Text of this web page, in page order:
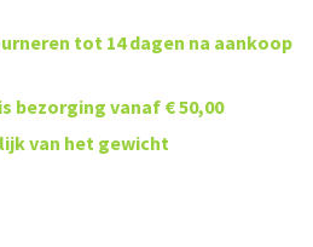
tot 14 dagen na aankoop
bezorging vanaf € 50,00
van het gewicht